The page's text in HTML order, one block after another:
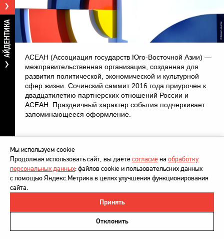
АЙДЕНТИКА
АСЕАН (Ассоциация государств Юго-Восточной Азии) —
межправительственная организация, созданная для
развития политической, экономической и культурной
сфер жизни. Сочинский саммит 2016 года приурочен к
двадцатилетию партнерских отношений России и
АСЕАН. Праздничный характер события подчеркивает
запоминающееся оформление.
Политика в отношении обработки персональных данных
Напишите нам
Мы используем cookie
Продолжая использовать сайт, вы даетесогласиена обработку
персональных данных: файлов cookie и пользовательских данных
с помощью Яндекс.Метрика в целях улучшения функционирования
сайта.
Принять
Отклонить